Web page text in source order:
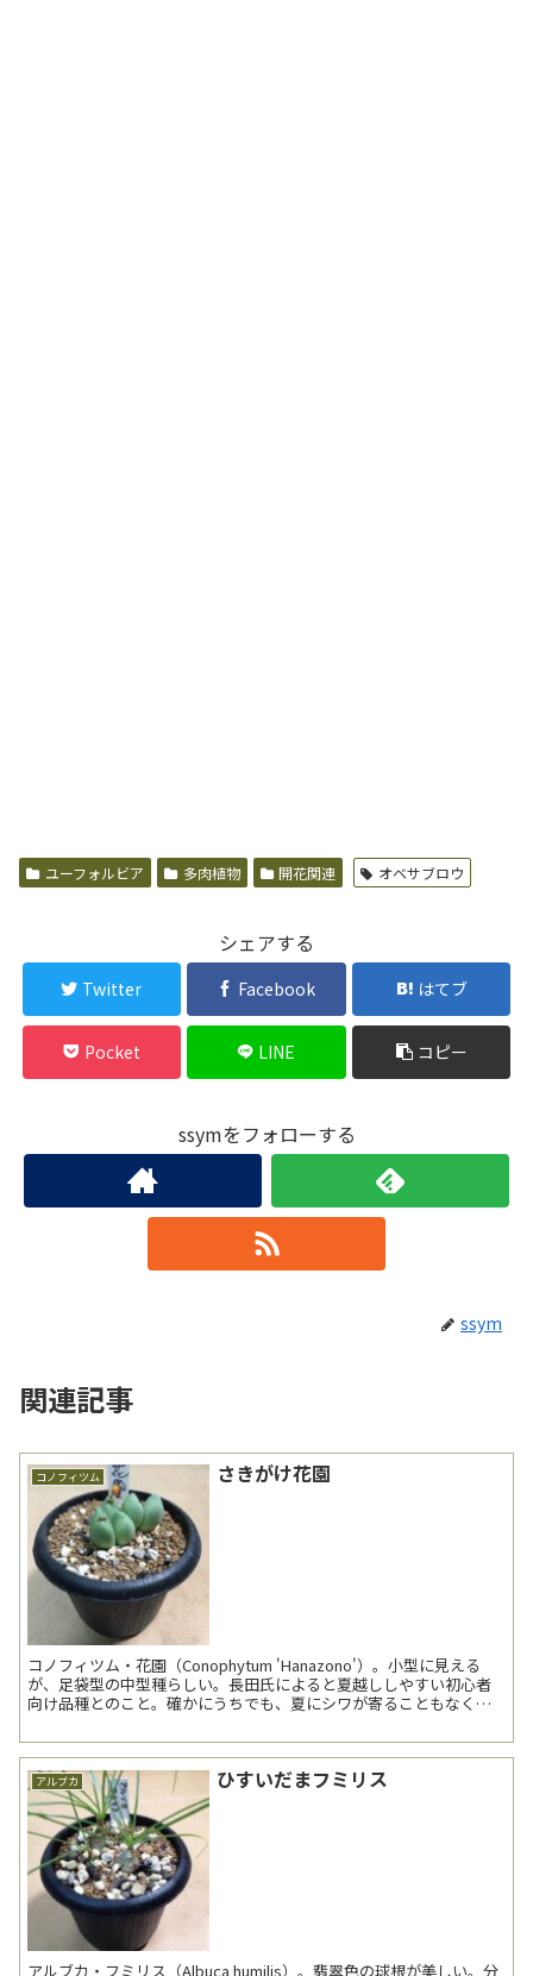
ユーフォルビア 多肉植物 開花関連 オベサブロウ
シェアする
Twitter Facebook はてブ
Pocket LINE コピー
ssymをフォローする
ssym
関連記事
コノフィツム さきがけ花園
コノフィツム・花園（Conophytum 'Hanazono'）。小型に見える
が、足袋型の中型種らしい。長田氏によると夏越ししやすい初心者
向け品種とのこと。確かにうちでも、夏にシワが寄ることもなく、
アルブカ ひすいだまフミリス
アルブカ・フミリス（Albuca humilis）。翡翠色の球根が美しい。分